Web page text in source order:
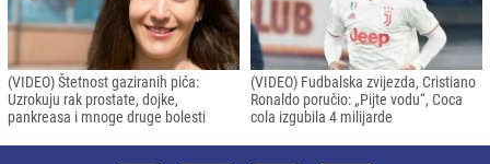
(VIDEO) Štetnost gaziranih pića:
Uzrokuju rak prostate, dojke,
pankreasa i mnoge druge bolesti
(VIDEO) Fudbalska zvijezda, Cristiano
Ronaldo poručio: „Pijte vodu“, Coca
cola izgubila 4 milijarde